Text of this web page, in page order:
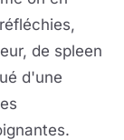
de spleen
d'une